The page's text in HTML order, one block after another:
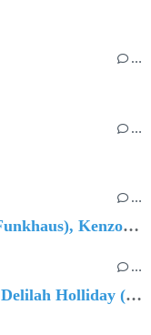
…
…
…
🔵 Avec The Quiet House (Live at Funkhaus), Kenzo Zurzolo livre une performance aussi intense qu'envoûtante.
…
🔵 Le nouvel album « Fat Cat » de Delilah Holliday (sortie le 30 Octobre 2026)